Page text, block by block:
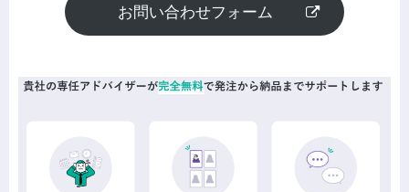
お問い合わせフォーム